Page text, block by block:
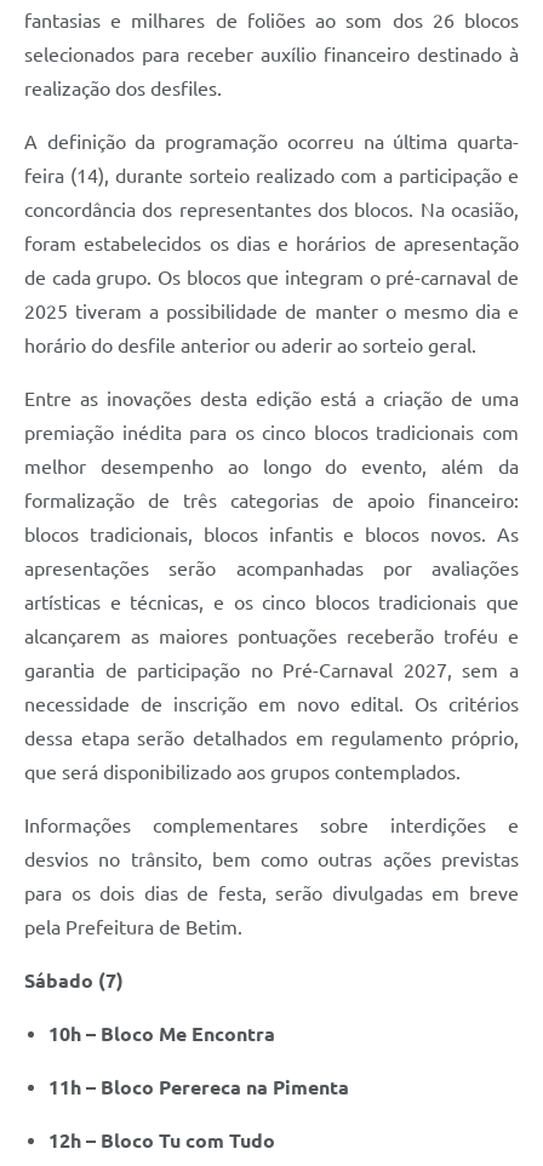
fantasias e milhares de foliões ao som dos 26 blocos
selecionados para receber auxílio financeiro destinado à
realização dos desfiles.
A definição da programação ocorreu na última quarta-
feira (14), durante sorteio realizado com a participação e
concordância dos representantes dos blocos. Na ocasião,
foram estabelecidos os dias e horários de apresentação
de cada grupo. Os blocos que integram o pré-carnaval de
2025 tiveram a possibilidade de manter o mesmo dia e
horário do desfile anterior ou aderir ao sorteio geral.
Entre as inovações desta edição está a criação de uma
premiação inédita para os cinco blocos tradicionais com
melhor desempenho ao longo do evento, além da
formalização de três categorias de apoio financeiro:
blocos tradicionais, blocos infantis e blocos novos. As
apresentações serão acompanhadas por avaliações
artísticas e técnicas, e os cinco blocos tradicionais que
alcançarem as maiores pontuações receberão troféu e
garantia de participação no Pré-Carnaval 2027, sem a
necessidade de inscrição em novo edital. Os critérios
dessa etapa serão detalhados em regulamento próprio,
que será disponibilizado aos grupos contemplados.
Informações complementares sobre interdições e
desvios no trânsito, bem como outras ações previstas
para os dois dias de festa, serão divulgadas em breve
pela Prefeitura de Betim.
Sábado (7)
10h – Bloco Me Encontra
11h – Bloco Perereca na Pimenta
12h – Bloco Tu com Tudo